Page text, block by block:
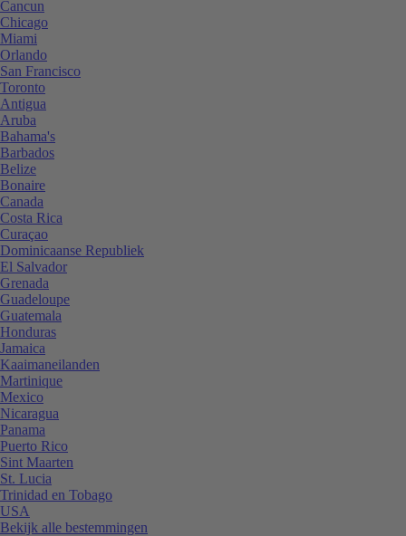
Cancun
Chicago
Miami
Orlando
San Francisco
Toronto
Antigua
Aruba
Bahama's
Barbados
Belize
Bonaire
Canada
Costa Rica
Curaçao
Dominicaanse Republiek
El Salvador
Grenada
Guadeloupe
Guatemala
Honduras
Jamaica
Kaaimaneilanden
Martinique
Mexico
Nicaragua
Panama
Puerto Rico
Sint Maarten
St. Lucia
Trinidad en Tobago
USA
Bekijk alle bestemmingen